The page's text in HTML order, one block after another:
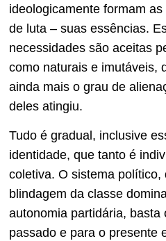
ideologicamente formam
de luta – suas essências.
necessidades são aceitas
como naturais e imutáveis,
ainda mais o grau de
deles atingiu.
Tudo é gradual, inclusive
identidade, que tanto é
coletiva. O sistema político,
blindagem da classe
autonomia partidária, basta
passado e para o presente